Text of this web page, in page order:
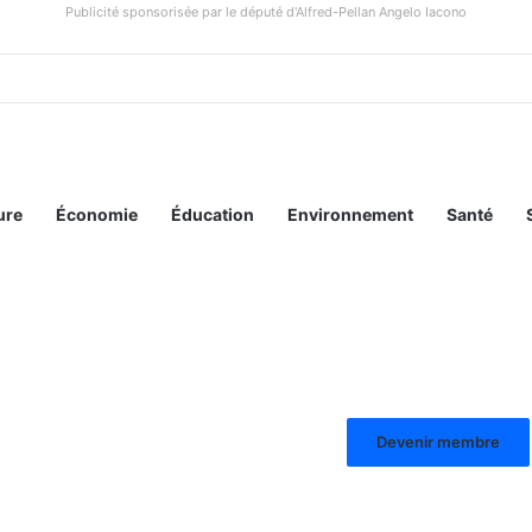
Publicité sponsorisée par le député d'Alfred-Pellan Angelo Iacono
Économie Éducation Environnement Santé
Devenir membre